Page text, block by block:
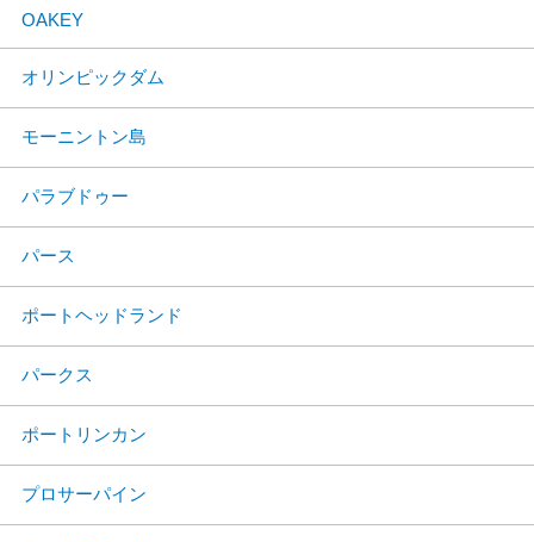
OAKEY
オリンピックダム
モーニントン島
パラブドゥー
パース
ポートヘッドランド
パークス
ポートリンカン
プロサーパイン